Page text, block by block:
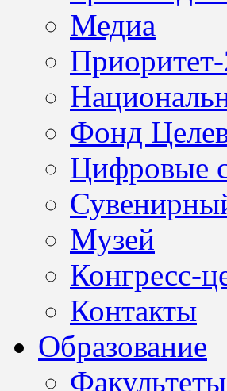
Медиа
Фонд
Цифровые
Музей
Конгресс-
Контакты
Образование
Факультеты